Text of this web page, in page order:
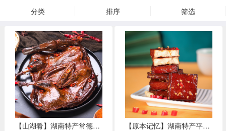
分类 排序 筛选
【山湖肴】湖南特产常德酱板鸭休闲麻辣小吃 【原本记忆】湖南特产平江豆干休闲小吃零食 卤香豆干微辣味380g/包